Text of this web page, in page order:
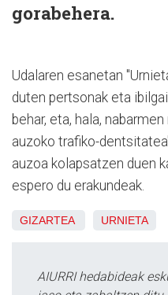
gorabehera.
Udalaren esanetan
duten pertsonak eta
behar, eta, hala,
auzoko trafiko-
auzoa kolapsatzen duen
espero du erakundeak.
GIZARTEA URNIETA
AIURRI hedabideak